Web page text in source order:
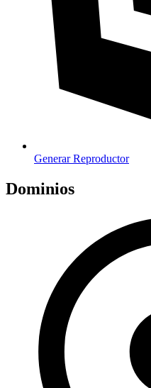
Generar Reproductor
Dominios